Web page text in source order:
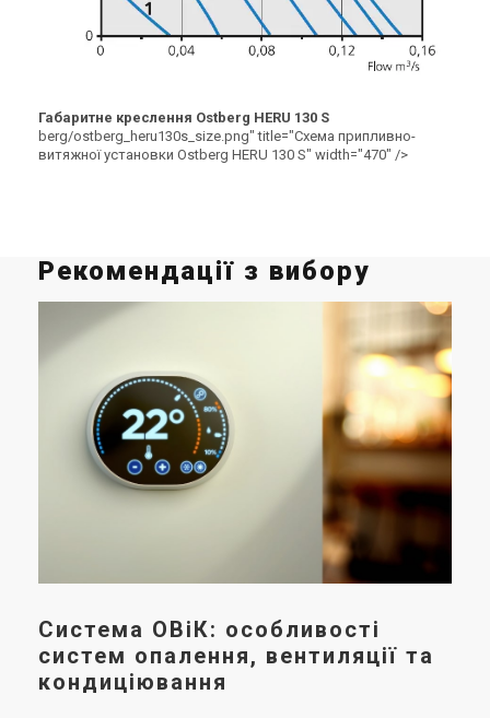
Габаритне креслення Ostberg HERU 130 S
berg/ostberg_heru130s_size.png" title="Схема припливно-
витяжної установки Ostberg HERU 130 S" width="470" />
Рекомендації з вибору
Система ОВіК: особливості
систем опалення, вентиляції та
кондиціювання